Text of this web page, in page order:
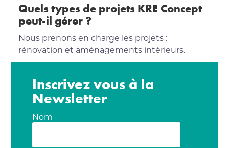
Quels types de projets KRE Concept
peut-il gérer ?
Nous prenons en charge les projets :
rénovation et aménagements intérieurs.
Inscrivez vous à la
Newsletter
Nom